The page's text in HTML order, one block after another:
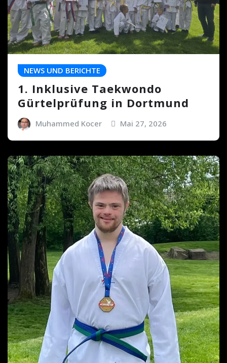
NEWS UND BERICHTE
1. Inklusive Taekwondo
Gürtelprüfung in Dortmund
Muhammed Kocer Mai 27, 2026